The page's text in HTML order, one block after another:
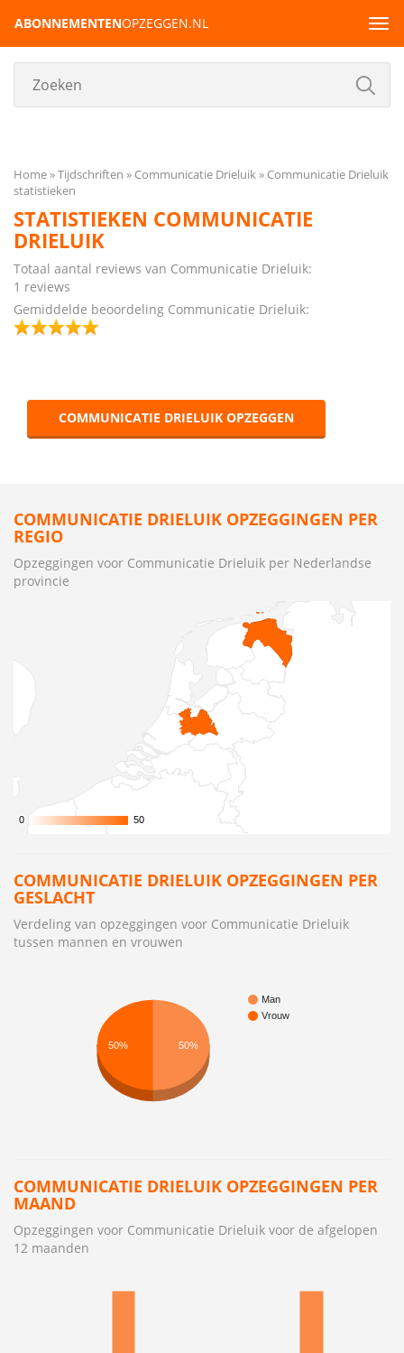
ABONNEMENTENOPZEGGEN.NL
Home Tijdschriften Communicatie Drieluik
Communicatie Drieluik
statistieken
STATISTIEKEN COMMUNICATIE
DRIELUIK
Totaal aantal reviews van Communicatie Drieluik:
1 reviews
Gemiddelde beoordeling Communicatie Drieluik:
COMMUNICATIE DRIELUIK OPZEGGEN
COMMUNICATIE DRIELUIK OPZEGGINGEN PER
REGIO
Opzeggingen voor Communicatie Drieluik per Nederlandse
provincie
0
0 50
50
COMMUNICATIE DRIELUIK OPZEGGINGEN PER
GESLACHT
Verdeling van opzeggingen voor Communicatie Drieluik
tussen mannen en vrouwen
Man
Vrouw
50% 50%
COMMUNICATIE DRIELUIK OPZEGGINGEN PER
MAAND
Opzeggingen voor Communicatie Drieluik voor de afgelopen
12 maanden